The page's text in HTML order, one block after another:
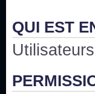
QUI EST